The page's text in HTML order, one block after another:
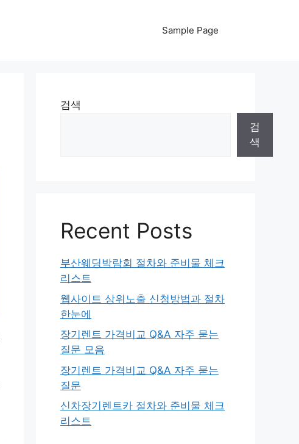
Sample Page
검색
검
색
Recent Posts
부산웨딩박람회 절차와 준비물 체크
리스트
웹사이트 상위노출 신청방법과 절차
한눈에
장기렌트 가격비교 Q&A 자주 묻는
질문 모음
장기렌트 가격비교 Q&A 자주 묻는
질문
신차장기렌트카 절차와 준비물 체크
리스트